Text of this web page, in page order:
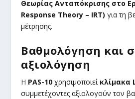
Θεωρίας Ανταπόκρισης στο
Response Theory – IRT) για τη
μέτρησης.
Βαθμολόγηση και
αξιολόγηση
Η PAS-10 χρησιμοποιεί κλίμακα
συμμετέχοντες αξιολογούν τον